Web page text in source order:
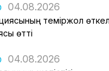
04.08.2026
теміржол
өтті
04.08.2026